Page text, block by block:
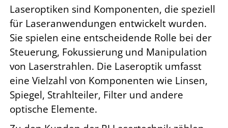
Laseroptiken sind Komponenten, die speziell
für Laseranwendungen entwickelt wurden.
Sie spielen eine entscheidende Rolle bei der
Steuerung, Fokussierung und Manipulation
von Laserstrahlen. Die Laseroptik umfasst
eine Vielzahl von Komponenten wie Linsen,
Spiegel, Strahlteiler, Filter und andere
optische Elemente.